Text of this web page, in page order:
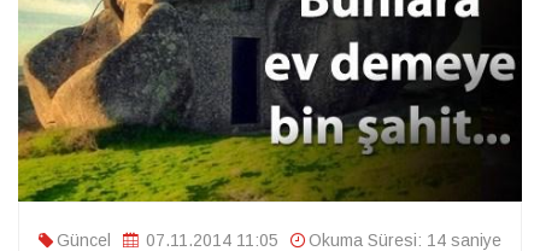
Güncel 07.11.2014 11:05 Okuma Süresi: 14 saniye